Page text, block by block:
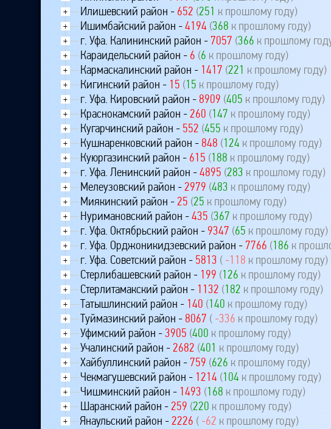
Илишевский район - 652 (251 к прошлому году)
+
Ишимбайский район -4194 (368 к прошлому году)
+
г. Уфа. Калининский район - 7057 (366 к прошлому
+
Караидельский район - 6 (6 к прошлому году)
+
Кармаскалинский район - 1417 (221 к прошлому году)
+
Кигинский район - 15 (15 к прошлому году)
+
г. Уфа. Кировский район - 8909 (405 к прошлому году)
+
Краснокамский район -260 (147 к прошлому году)
+
Кугарчинский район - 552 (455 к прошлому году)
+
Кушнаренковский район - 848 (124 к прошлому году)
+
Куюргазинский район - 615 (188 к прошлому году)
+
г. Уфа. Ленинский район -4895 (283 к прошлому году)
+
Мелеузовский район -2979 (483 к прошлому году)
+
Миякинский район -25 (25 к прошлому году)
+
Нуримановский район -435 (367 к прошлому году)
+
г. Уфа. Октябрьский район - 9347 (65 к прошлому году)
+
г. Уфа. Орджоникидзевский район - 7766 (186 к
+
г. Уфа. Советский район - 5813 ( -118 к прошлому году)
+
Стерлибашевский район - 199 (126 к прошлому году)
+
Стерлитамакский район - 1132 (182 к прошлому году)
+
Татышлинский район - 140 (140 к прошлому году)
+
Туймазинский район - 8067 ( -336 к прошлому году)
+
Уфимский район -3905 (400 к прошлому году)
+
Учалинский район -2682 (401 к прошлому году)
+
Хайбуллинский район - 759 (626 к прошлому году)
+
Чекмагушевский район - 1214 (104 к прошлому году)
+
Чишминский район - 1493 (168 к прошлому году)
+
Шаранский район -259 (220 к прошлому году)
+
Янаульский район -2226 ( -62 к прошлому году)
+